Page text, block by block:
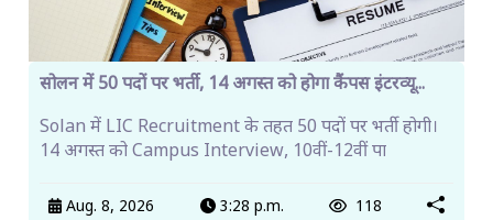
सोलन में 50 पदों पर भर्ती, 14 अगस्त को होगा कैंपस इंटरव्यू...
Solan में LIC Recruitment के तहत 50 पदों पर भर्ती होगी।
14 अगस्त को Campus Interview, 10वीं-12वीं पा
Aug. 8, 2026 3:28 p.m. 118